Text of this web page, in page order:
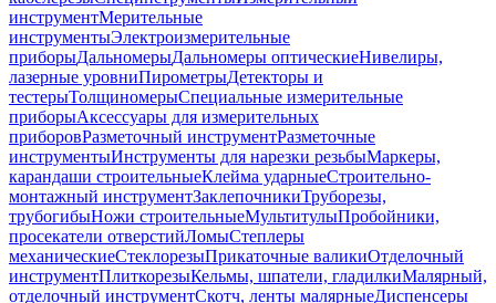
инструментМерительные
инструментыЭлектроизмерительные
приборыДальномерыДальномеры оптическиеНивелиры,
лазерные уровниПирометрыДетекторы и
тестерыТолщиномерыСпециальные измерительные
приборыАксессуары для измерительных
приборовРазметочный инструментРазметочные
инструментыИнструменты для нарезки резьбыМаркеры,
карандаши строительныеКлейма ударныеСтроительно-
монтажный инструментЗаклепочникиТруборезы,
трубогибыНожи строительныеМультитулыПробойники,
просекатели отверстийЛомыСтеплеры
механическиеСтеклорезыПрикаточные валикиОтделочный
инструментПлиткорезыКельмы, шпатели, гладилкиМалярный,
отделочный инструментСкотч, ленты малярныеДиспенсеры